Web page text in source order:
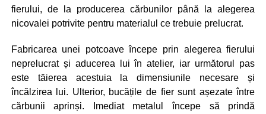
fierului, de la producerea cărbunilor până la alegerea
nicovalei potrivite pentru materialul ce trebuie prelucrat.
Fabricarea unei potcoave începe prin alegerea fierului
neprelucrat și aducerea lui în atelier, iar următorul pas
este tăierea acestuia la dimensiunile necesare și
încălzirea lui. Ulterior, bucățile de fier sunt așezate între
cărbunii aprinși. Imediat metalul începe să prindă